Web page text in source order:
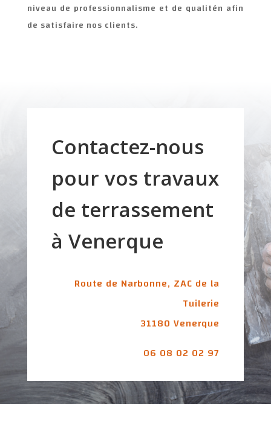
niveau de professionnalisme et de qualitén afin
de satisfaire nos clients.
Contactez-nous
pour vos travaux
de terrassement
à Venerque
Route de Narbonne, ZAC de la
Tuilerie
31180 Venerque
06 08 02 02 97